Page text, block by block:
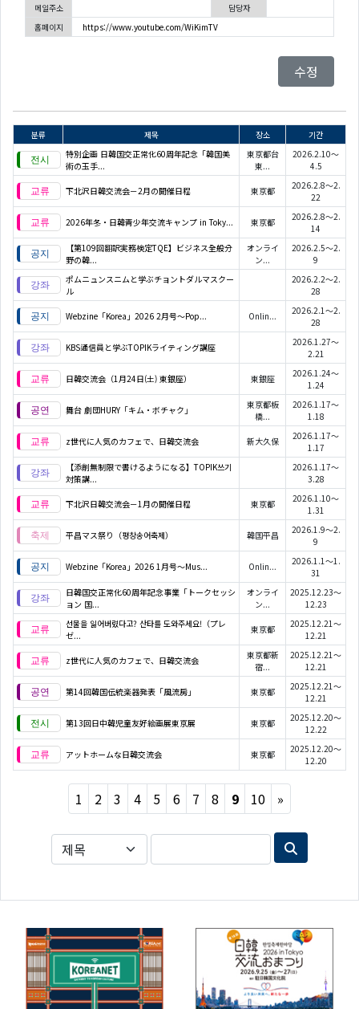
메일주소
담당자
홈페이지
https://www.youtube.com/WiKimTV
수정
분류 제목 장소
기간
特別企画 日韓国交正常化60周年記念「韓国美
術の玉手...
東京都台
東...
2026.2.10～
4.5
下北沢日韓交流会－2月の開催日程 東京都
2026.2.8～2.
22
2026年冬・日韓青少年交流キャンプ in Toky... 東京都
2026.2.8～2.
14
【第109回翻訳実務検定TQE】ビジネス全般分
野の韓...
オンライ
ン...
2026.2.5～2.
9
ポムニュンスニムと学ぶチョントダルマスクー
ル
2026.2.2～2.
28
Webzine「Korea」2026 2月号～Pop... Onlin...
2026.2.1～2.
28
KBS通信員と学ぶTOPIKライティング講座
2026.1.27～
2.21
日韓交流会（1月24日(土) 東銀座） 東銀座
2026.1.24～
1.24
舞台 劇団HURY「キム・ボチャク」
東京都板
橋...
2026.1.17～
1.18
z世代に人気のカフェで、日韓交流会 新大久保
2026.1.17～
1.17
【添削無制限で書けるようになる】TOPIK쓰기
対策講...
2026.1.17～
3.28
下北沢日韓交流会－1月の開催日程 東京都
2026.1.10～
1.31
平昌マス祭り（평창송어축제） 韓国平昌
2026.1.9～2.
9
Webzine「Korea」2026 1月号～Mus... Onlin...
2026.1.1～1.
31
日韓国交正常化60周年記念事業「トークセッシ
ョン 国...
オンライ
ン...
2025.12.23～
12.23
선물을 잃어버렸다고? 산타를 도와주세요!（プレ
ゼ...
東京都
2025.12.21～
12.21
z世代に人気のカフェで、日韓交流会
東京都新
宿...
2025.12.21～
12.21
第14回韓国伝統楽器発表「風流房」 東京都
2025.12.21～
12.21
第13回日中韓児童友好絵画展東京展 東京都
2025.12.20～
12.22
アットホームな日韓交流会 東京都
2025.12.20～
12.20
1 2 3 4 5 6 7 8 9 10 »